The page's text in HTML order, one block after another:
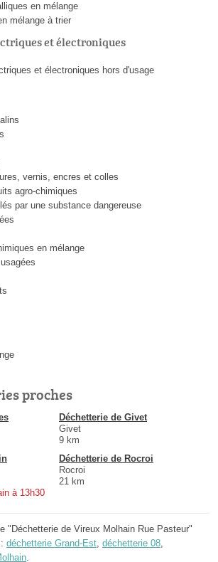
en mélange
mélange à trier
et électroniques
et électroniques hors d'usage
vernis, encres et colles
agro-chimiques
par une substance dangereuse
en mélange
proches
Déchetterie de Givet
Givet
9 km
à 13h30
Déchetterie de Rocroi
Rocroi
21 km
"Déchetterie de Vireux Molhain Rue Pasteur"
déchetterie Grand-Est, déchetterie 08,
.